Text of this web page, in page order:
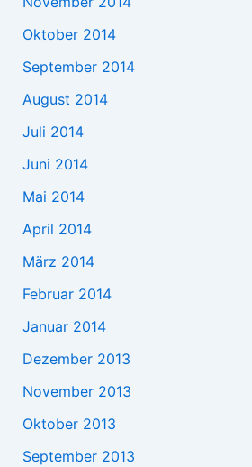
Oktober 2014
September 2014
August 2014
Juli 2014
Juni 2014
Mai 2014
April 2014
März 2014
Februar 2014
Januar 2014
Dezember 2013
November 2013
Oktober 2013
September 2013